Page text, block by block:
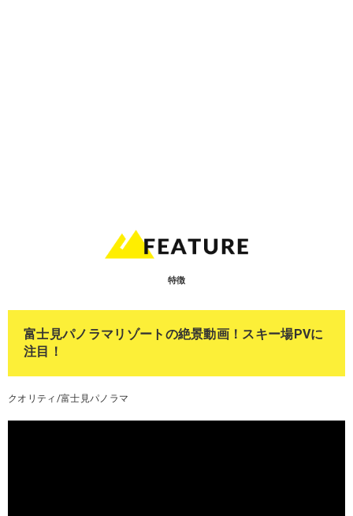
特徴
富士見パノラマリゾートの絶景動画！スキー場PVに
注目！
クオリティ/富士見パノラマ